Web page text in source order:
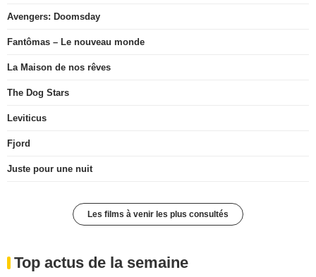
Avengers: Doomsday
Fantômas – Le nouveau monde
La Maison de nos rêves
The Dog Stars
Leviticus
Fjord
Juste pour une nuit
Les films à venir les plus consultés
Top actus de la semaine